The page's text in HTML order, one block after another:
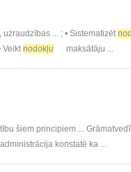
... ; • Sistematizēt
Veikt nodokļu maksātāju ...
šiem principiem ...
administrācija konstatē ka ...